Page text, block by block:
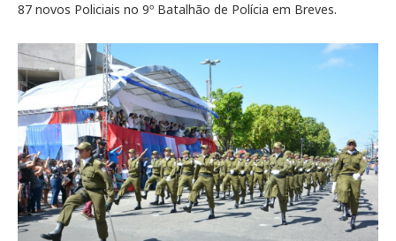
87 novos Policiais no 9º Batalhão de Polícia em Breves.